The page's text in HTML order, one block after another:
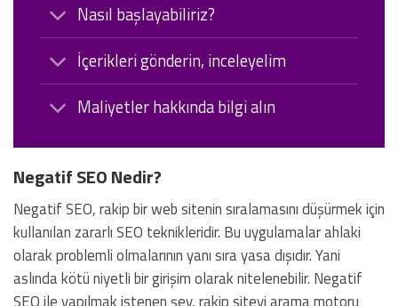
Nasıl başlayabiliriz?
İçerikleri gönderin, inceleyelim
Maliyetler hakkında bilgi alın
Negatif SEO Nedir?
Negatif SEO, rakip bir web sitenin sıralamasını düşürmek için
kullanılan zararlı SEO teknikleridir. Bu uygulamalar ahlaki
olarak problemli olmalarının yanı sıra yasa dışıdır. Yani
aslında kötü niyetli bir girişim olarak nitelenebilir. Negatif
SEO ile yapılmak istenen şey, rakip siteyi arama motoru